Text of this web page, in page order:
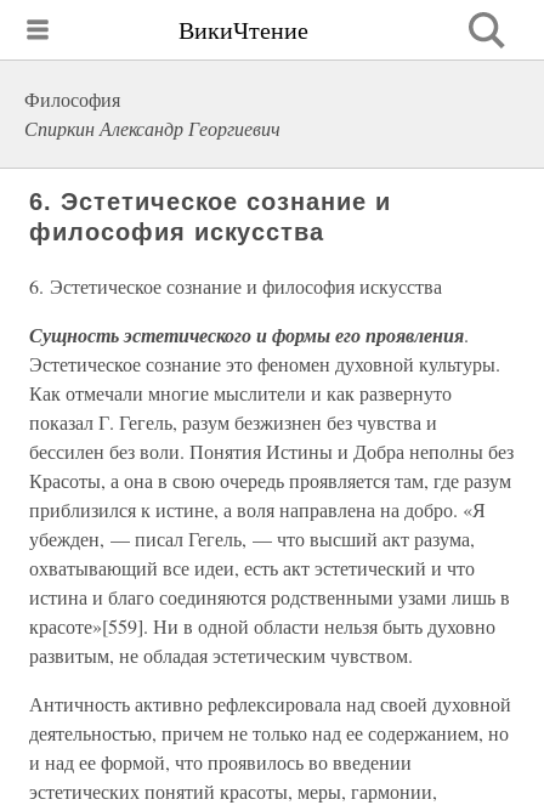
ВикиЧтение
Философия
Спиркин Александр Георгиевич
6. Эстетическое сознание и
философия искусства
6. Эстетическое сознание и философия искусства
Сущность эстетического и формы его проявления.
Эстетическое сознание это феномен духовной культуры.
Как отмечали многие мыслители и как развернуто
показал Г. Гегель, разум безжизнен без чувства и
бессилен без воли. Понятия Истины и Добра неполны без
Красоты, а она в свою очередь проявляется там, где разум
приблизился к истине, а воля направлена на добро. «Я
убежден, — писал Гегель, — что высший акт разума,
охватывающий все идеи, есть акт эстетический и что
истина и благо соединяются родственными узами лишь в
красоте»[559]. Ни в одной области нельзя быть духовно
развитым, не обладая эстетическим чувством.
Античность активно рефлексировала над своей духовной
деятельностью, причем не только над ее содержанием, но
и над ее формой, что проявилось во введении
эстетических понятий красоты, меры, гармонии,